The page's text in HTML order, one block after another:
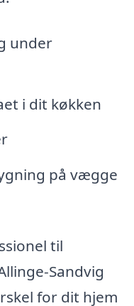
under
i dit køkken
på vægge
til
Sandvig
for dit hjem